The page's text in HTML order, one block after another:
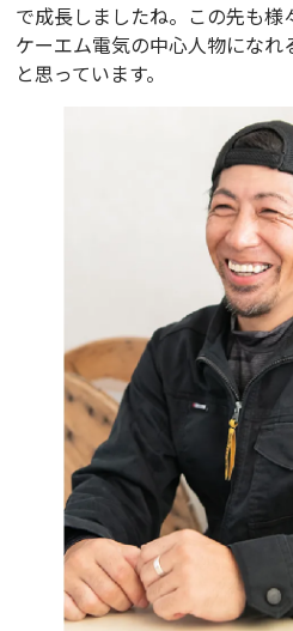
で成長しましたね。この先も
ケーエム電気の中心人物にな
と思っています。